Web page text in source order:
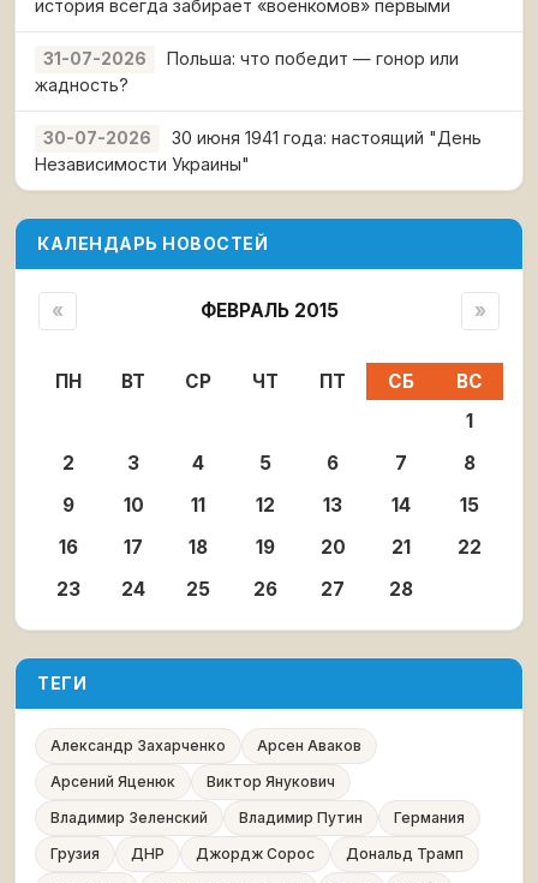
история всегда забирает «военкомов» первыми
31-07-2026
Польша: что победит — гонор или
жадность?
30-07-2026
30 июня 1941 года: настоящий "День
Независимости Украины"
КАЛЕНДАРЬ НОВОСТЕЙ
« ФЕВРАЛЬ 2015 »
ПН ВТ СР ЧТ ПТ СБ
ВС
1
2
3 4 5 6 7
8
9
10 11 12 13 14
15
16
17 18 19 20 21
22
23
24 25 26 27 28
ТЕГИ
Александр Захарченко
Арсен Аваков
Арсений Яценюк
Виктор Янукович
Владимир Зеленский
Владимир Путин
Германия
Грузия
ДНР Джордж Сорос
Дональд Трамп